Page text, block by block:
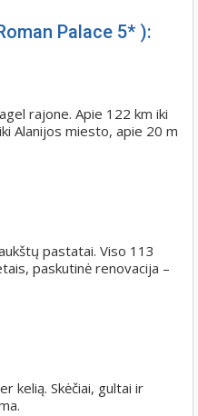
Palace 5* ):
rajone. Apie 122 km iki
Alanijos miesto, apie 20 m
pastatai. Viso 113
paskutinė renovacija –
kelią. Skėčiai, gultai ir